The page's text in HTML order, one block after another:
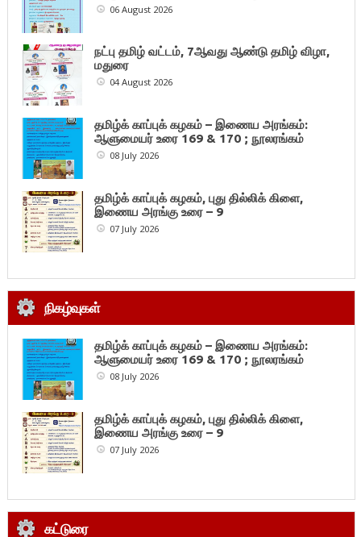
06 August 2026
நட்பு தமிழ் வட்டம், 7ஆவது ஆண்டு தமிழ் விழா,
மதுரை
04 August 2026
தமிழ்க் காப்புக் கழகம் – இணைய அரங்கம்:
ஆளுமையர் உரை 169 & 170 ; நூலரங்கம்
08 July 2026
தமிழ்க் காப்புக் கழகம், புது தில்லிக் கிளை,
இணைய அரங்கு உரை – 9
07 July 2026
நிகழ்வுகள்
தமிழ்க் காப்புக் கழகம் – இணைய அரங்கம்:
ஆளுமையர் உரை 169 & 170 ; நூலரங்கம்
08 July 2026
தமிழ்க் காப்புக் கழகம், புது தில்லிக் கிளை,
இணைய அரங்கு உரை – 9
07 July 2026
கட்டுரை